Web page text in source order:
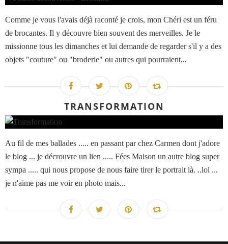
Comme je vous l'avais déjà raconté je crois, mon Chéri est un féru
de brocantes. Il y découvre bien souvent des merveilles. Je le
missionne tous les dimanches et lui demande de regarder s'il y a des
objets "couture" ou "broderie" ou autres qui pourraient...
TRANSFORMATION
Au fil de mes ballades ..... en passant par chez Carmen dont j'adore
le blog ... je décrouvre un lien ..... Fées Maison un autre blog super
sympa ..... qui nous propose de nous faire tirer le portrait là. ..lol ...
je n'aime pas me voir en photo mais...